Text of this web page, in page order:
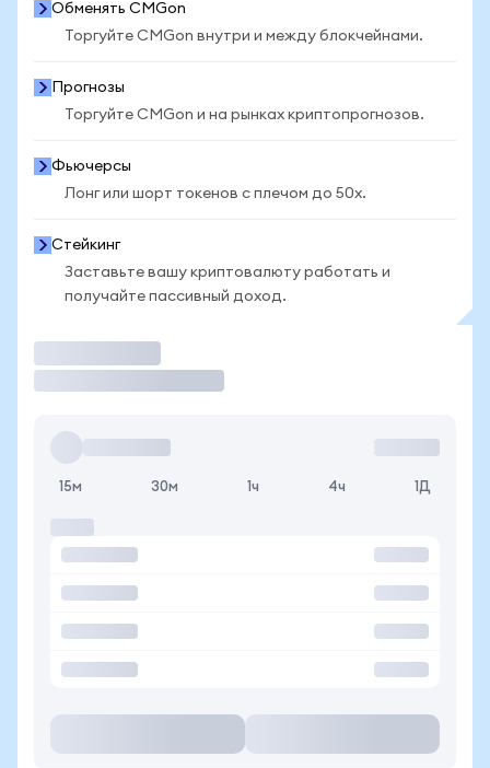
Обменять CMGon
Торгуйте CMGon внутри и между блокчейнами.
Прогнозы
Торгуйте CMGon и на рынках криптопрогнозов.
Фьючерсы
Лонг или шорт токенов с плечом до 50x.
Стейкинг
Заставьте вашу криптовалюту работать и
получайте пассивный доход.
15м 30м 1ч 4ч 1Д